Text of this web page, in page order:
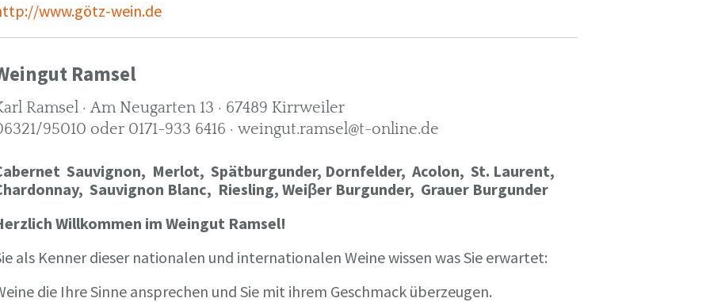
www.götz-wein.de
Ramsel
Ramsel · Am Neugarten 13 · 67489 Kirrweiler
95010 oder 0171-933 6416 · weingut.ramsel@t-online.de
Sauvignon, Merlot, Spätburgunder, Dornfelder, Acolon, St. Laurent,
Sauvignon Blanc, Riesling, Weiβer Burgunder, Grauer Burgunder
Willkommen im Weingut Ramsel!
als Kenner dieser nationalen und internationalen Weine wissen was Sie erwartet:
die Ihre Sinne ansprechen und Sie mit ihrem Geschmack überzeugen.